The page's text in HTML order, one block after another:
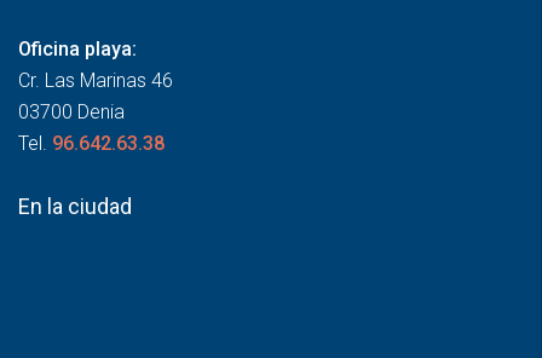
Oficina playa:
Cr. Las Marinas 46
03700 Denia
Tel. 96.642.63.38
En la ciudad